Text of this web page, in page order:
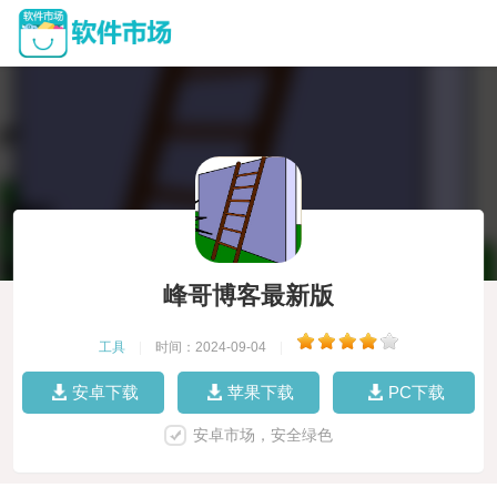
峰哥博客最新版
工具 时间：2024-09-04
安卓下载 苹果下载 PC下载
安卓市场，安全绿色